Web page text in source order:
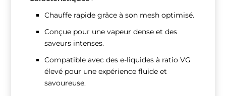
Chauffe rapide grâce à son mesh optimisé.
Conçue pour une vapeur dense et des
saveurs intenses.
Compatible avec des e-liquides à ratio VG
élevé pour une expérience fluide et
savoureuse.